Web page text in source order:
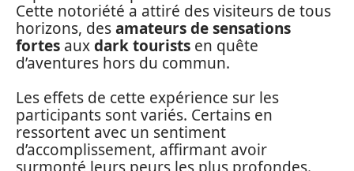
Cette notoriété a attiré des visiteurs de tous
horizons, desamateurs de sensations
fortes auxdark tourists en quête
d’aventures hors du commun.
Les effets de cette expérience sur les
participants sont variés. Certains en
ressortent avec un sentiment
d’accomplissement, affirmant avoir